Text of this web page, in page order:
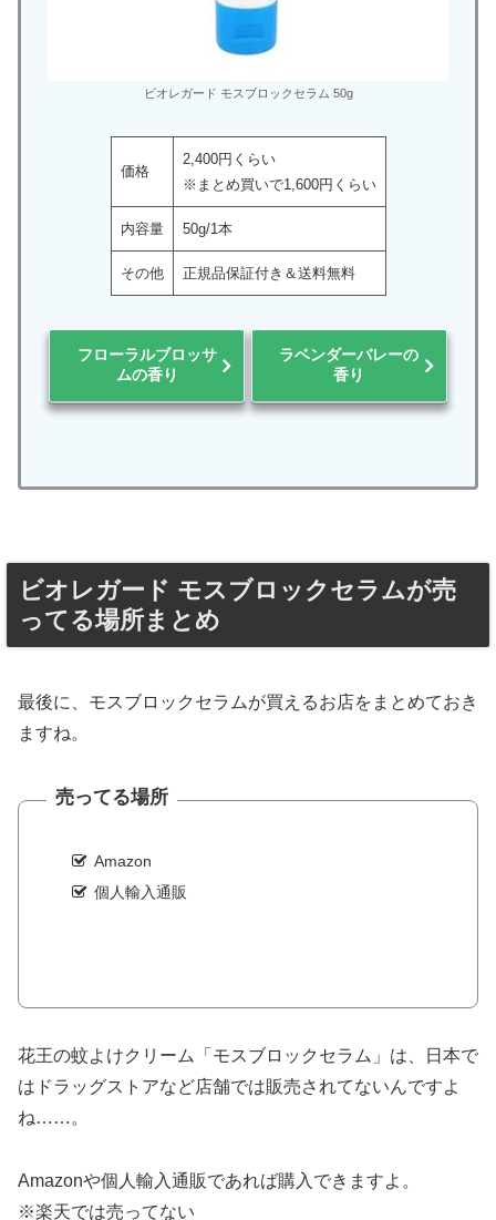
ビオレガード モスブロックセラム 50g
価格
2,400円くらい
※まとめ買いで1,600円くらい
内容量 50g/1本
その他 正規品保証付き＆送料無料
フローラルブロッサ
ムの香り
ラベンダーバレーの
香り
ビオレガード モスブロックセラムが売
ってる場所まとめ
最後に、モスブロックセラムが買えるお店をまとめておき
ますね。
売ってる場所
Amazon
個人輸入通販
花王の蚊よけクリーム「モスブロックセラム」は、日本で
はドラッグストアなど店舗では販売されてないんですよ
ね……。
Amazonや個人輸入通販であれば購入できますよ。
※楽天では売ってない